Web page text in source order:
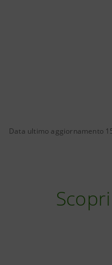
Data ultimo aggiornamento